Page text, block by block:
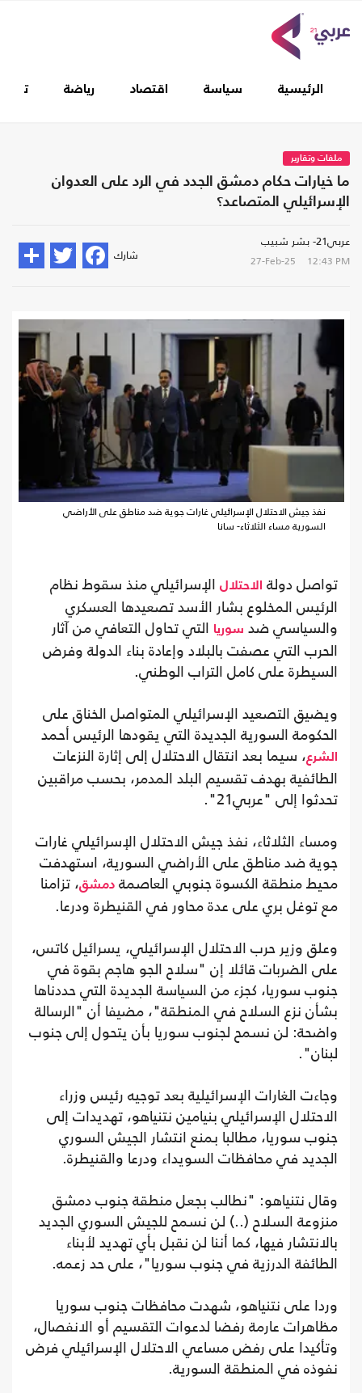
الرئيسية سياسة اقتصاد رياضة
ملفات وتقارير
ما خيارات حكام دمشق الجدد في الرد على العدوان
الإسرائيلي المتصاعد؟
عربي21- بشر شبيب
27-Feb-25 12:43 PM شارك
نفذ جيش الاحتلال الإسرائيلي غارات جوية ضد مناطق على الأراضي
السورية مساء الثلاثاء- سانا
تواصل دولة الاحتلال الإسرائيلي منذ سقوط نظام
الرئيس المخلوع بشار الأسد تصعيدها العسكري
والسياسي ضد سوريا التي تحاول التعافي من آثار
الحرب التي عصفت بالبلاد وإعادة بناء الدولة وفرض
السيطرة على كامل التراب الوطني.
ويضيق التصعيد الإسرائيلي المتواصل الخناق على
الحكومة السورية الجديدة التي يقودها الرئيس أحمد
الشرع، سيما بعد انتقال الاحتلال إلى إثارة النزعات
الطائفية بهدف تقسيم البلد المدمر، بحسب مراقبين
تحدثوا إلى "عربي21".
ومساء الثلاثاء، نفذ جيش الاحتلال الإسرائيلي غارات
جوية ضد مناطق على الأراضي السورية، استهدفت
محيط منطقة الكسوة جنوبي العاصمة دمشق، تزامنا
مع توغل بري على عدة محاور في القنيطرة ودرعا.
وعلق وزير حرب الاحتلال الإسرائيلي، يسرائيل كاتس،
على الضربات قائلا إن "سلاح الجو هاجم بقوة في
جنوب سوريا، كجزء من السياسة الجديدة التي حددناها
بشأن نزع السلاح في المنطقة"، مضيفا أن "الرسالة
واضحة: لن نسمح لجنوب سوريا بأن يتحول إلى جنوب
لبنان".
وجاءت الغارات الإسرائيلية بعد توجيه رئيس وزراء
الاحتلال الإسرائيلي بنيامين نتنياهو، تهديدات إلى
جنوب سوريا، مطالبا بمنع انتشار الجيش السوري
الجديد في محافظات السويداء ودرعا والقنيطرة.
وقال نتنياهو: "نطالب بجعل منطقة جنوب دمشق
منزوعة السلاح (..) لن نسمح للجيش السوري الجديد
بالانتشار فيها، كما أننا لن نقبل بأي تهديد لأبناء
الطائفة الدرزية في جنوب سوريا"، على حد زعمه.
وردا على نتنياهو، شهدت محافظات جنوب سوريا
مظاهرات عارمة رفضا لدعوات التقسيم أو الانفصال،
وتأكيدا على رفض مساعي الاحتلال الإسرائيلي فرض
نفوذه في المنطقة السورية.